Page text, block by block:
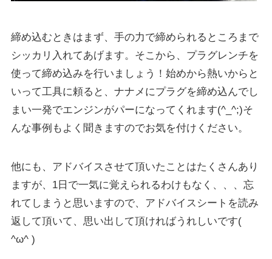
締め込むときはまず、手の力で締められるところまで
シッカリ入れてあげます。そこから、プラグレンチを
使って締め込みを行いましょう！始めから熱いからと
いって工具に頼ると、ナナメにプラグを締め込んでし
まい一発でエンジンがパーになってくれます(^_^;)そ
んな事例もよく聞きますのでお気を付けください。
他にも、アドバイスさせて頂いたことはたくさんあり
ますが、1日で一気に覚えられるわけもなく、、、忘
れてしまうと思いますので、アドバイスシートを読み
返して頂いて、思い出して頂ければうれしいです(
^ω^ )